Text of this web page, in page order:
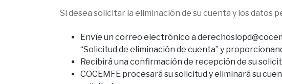
Si desea solicitar la eliminación de su cuenta y los datos
Envíe un correo electrónico a
“Solicitud de eliminación de cuenta” y
Recibirá una confirmación de recepción de su
COCEMFE procesará su solicitud y eliminará su